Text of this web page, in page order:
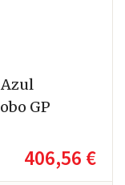
GP
406,56 €